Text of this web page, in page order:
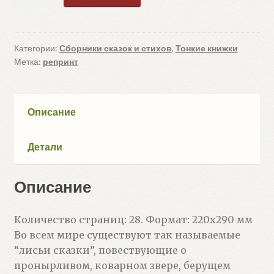
и
волк
Категории: Сборники сказок и стихов, Тонкие книжки
Метка: репринт
Описание
Детали
Описание
Количество страниц: 28. Формат: 220х290 мм
Во всем мире существуют так называемые
“лисьи сказки”, повествующие о
пронырливом, коварном звере, берущем